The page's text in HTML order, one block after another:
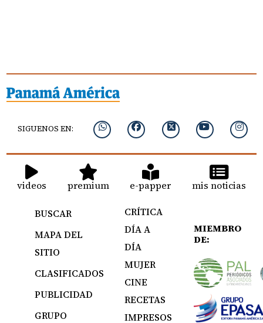
SIGUENOS EN:
videos premium e-papper mis noticias
BUSCAR
MAPA DEL
SITIO
CLASIFICADOS
PUBLICIDAD
GRUPO
CRÍTICA
DÍA A
DÍA
MUJER
CINE
RECETAS
IMPRESOS
MIEMBRO
DE: